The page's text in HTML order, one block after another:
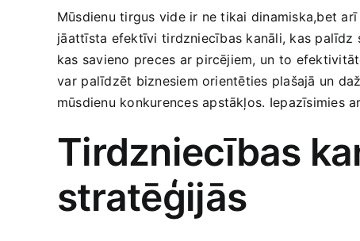
Mūsdienu tirgus vide ir ne tikai dinamiska,bet
⁤jāattīsta efektīvi ⁢tirdzniecības‍ kanāli, kas
‍kas ‌savieno preces ​ar‌ pircējiem, un ⁣to
⁤var⁤ palīdzēt biznesiem orientēties plašajā un
mūsdienu konkurences apstākļos.⁢ Iepazīsimies
Tirdzniecības
stratēģijās